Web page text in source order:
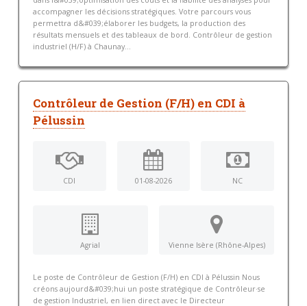
accompagner les décisions stratégiques. Votre parcours vous
permettra d&#039;élaborer les budgets, la production des
résultats mensuels et des tableaux de bord. Contrôleur de gestion
industriel (H/F) à Chaunay...
Contrôleur de Gestion (F/H) en CDI à
Pélussin
CDI 01-08-2026 NC
Agrial Vienne Isère (Rhône-Alpes)
Le poste de Contrôleur de Gestion (F/H) en CDI à Pélussin Nous
créons aujourd&#039;hui un poste stratégique de Contrôleur·se
de gestion Industriel, en lien direct avec le Directeur